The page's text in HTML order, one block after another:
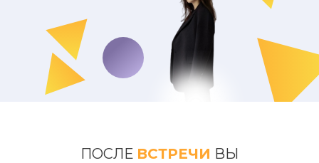
ПОСЛЕ ВСТРЕЧИ ВЫ